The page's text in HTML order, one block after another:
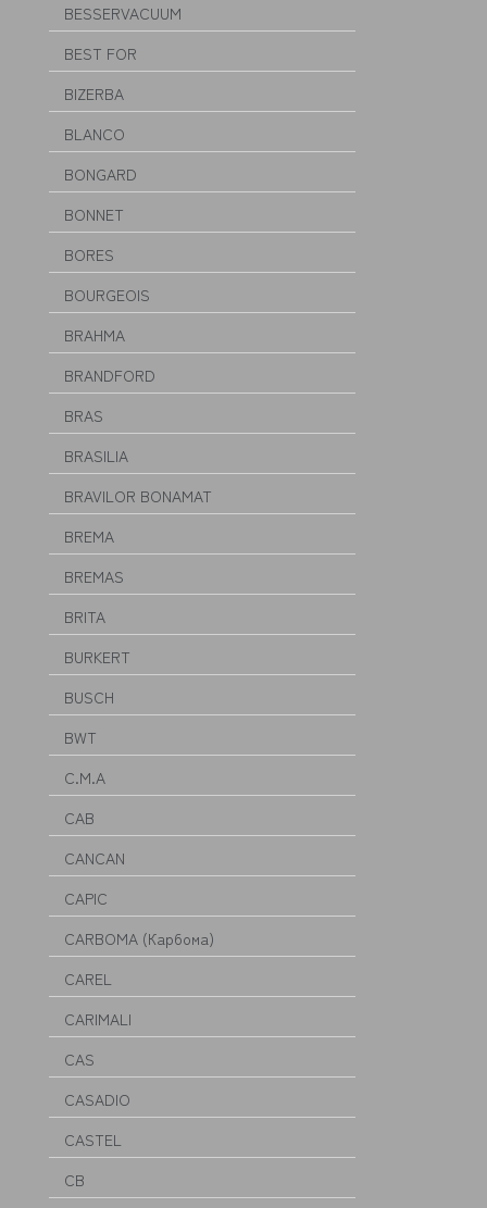
BESSERVACUUM
BEST FOR
BIZERBA
BLANCO
BONGARD
BONNET
BORES
BOURGEOIS
BRAHMA
BRANDFORD
BRAS
BRASILIA
BRAVILOR BONAMAT
BREMA
BREMAS
BRITA
BURKERT
BUSCH
BWT
C.M.A
CAB
CANCAN
CAPIC
CARBOMA (Карбома)
CAREL
CARIMALI
CAS
CASADIO
CASTEL
CB